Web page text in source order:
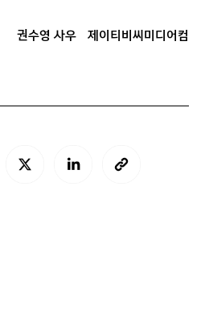
권수영 사우 제이티비씨미디어컴